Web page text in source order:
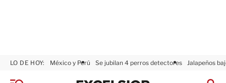
LO DE HOY: México y Perú Se jubilan 4 perros detectores Jalapeños